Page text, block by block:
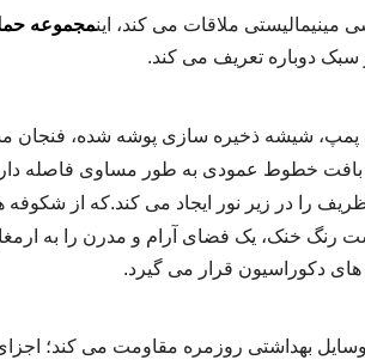
مینیمالیستی ملاقات می کند، اینمجموعه حمام 5 تکه ای شیشه ای رنگ
سبک دوباره تعریف می کند.
پمپ، شیشه ذخیره سازی پوشه شده،
خطوط عمودی به طور مساوی فاصله
را در زیر نور ایجاد می کند.که از
رنگ خنک، یک فضای آرام و مدرن را به
دکوراسیون قرار می گیرد.
وسایل بهداشتی روزمره مقاومت می کند؛